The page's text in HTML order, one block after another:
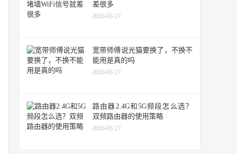
差很多
2026-05-27
宽带师傅说光猫要换了，不换不
能用是真的吗
2026-05-27
路由器2.4G和5G频段怎么选？
双频路由器的使用策略
2026-05-27